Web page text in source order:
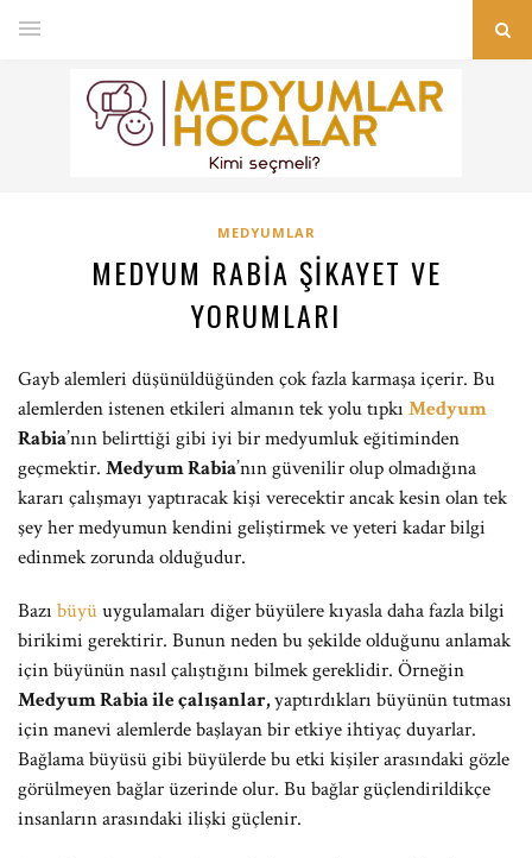
MEDYUMLAR
MEDYUM RABIA ŞIKAYET VE
YORUMLARI
Gayb alemleri düşünüldüğünden çok fazla karmaşa içerir. Bu
alemlerden istenen etkileri almanın tek yolu tıpkı Medyum
Rabia’nın belirttiği gibi iyi bir medyumluk eğitiminden
geçmektir. Medyum Rabia’nın güvenilir olup olmadığına
kararı çalışmayı yaptıracak kişi verecektir ancak kesin olan tek
şey her medyumun kendini geliştirmek ve yeteri kadar bilgi
edinmek zorunda olduğudur.
Bazı büyüuygulamaları diğer büyülere kıyasla daha fazla bilgi
birikimi gerektirir. Bunun neden bu şekilde olduğunu anlamak
için büyünün nasıl çalıştığını bilmek gereklidir. Örneğin
Medyum Rabia ile çalışanlar,yaptırdıkları büyünün tutması
için manevi alemlerde başlayan bir etkiye ihtiyaç duyarlar.
Bağlama büyüsü gibi büyülerde bu etki kişiler arasındaki gözle
görülmeyen bağlar üzerinde olur. Bu bağlar güçlendirildikçe
insanların arasındaki ilişki güçlenir.